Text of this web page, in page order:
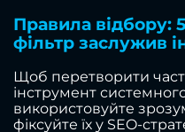
Правила відбору:
фільтр заслужив
Щоб перетворити
інструмент
використовуйте
фіксуйте їх у SEO-